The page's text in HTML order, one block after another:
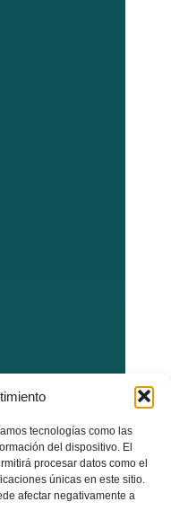
tecnologías como las
del dispositivo. El
procesar datos como el
únicas en este sitio.
afectar negativamente a